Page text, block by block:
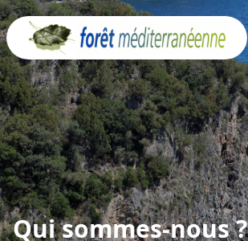
Qui sommes-nous ?
Panneau de gestion des cookies